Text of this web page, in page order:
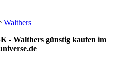
Walthers
- Walthers günstig kaufen im